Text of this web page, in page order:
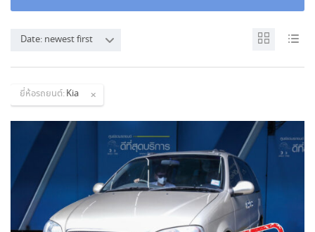
Date: newest first
ยี่ห้อรถยนต์:Kia